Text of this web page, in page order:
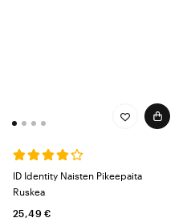
ID Identity Naisten Pikeepaita
Ruskea
25,49 €